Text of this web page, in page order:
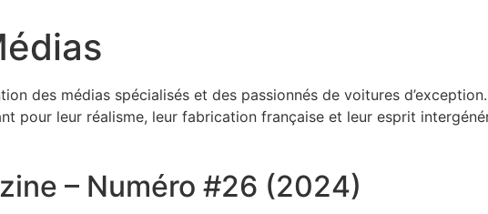
des médias spécialisés et des passionnés de voitures
pour leur réalisme, leur fabrication française et leur esprit
– Numéro #26 (2024)